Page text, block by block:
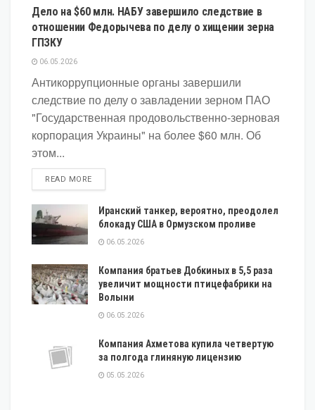
Дело на $60 млн. НАБУ завершило следствие в
отношении Федорычева по делу о хищении зерна
ГПЗКУ
06.05.2026
Антикоррупционные органы завершили
следствие по делу о завладении зерном ПАО
"Государственная продовольственно-зерновая
корпорация Украины" на более $60 млн. Об
этом...
READ MOREDETAILS
Иранский танкер, вероятно, преодолел
блокаду США в Ормузском проливе
06.05.2026
Компания братьев Добкиных в 5,5 раза
увеличит мощности птицефабрики на
Волыни
06.05.2026
Компания Ахметова купила четвертую
за полгода глиняную лицензию
05.05.2026